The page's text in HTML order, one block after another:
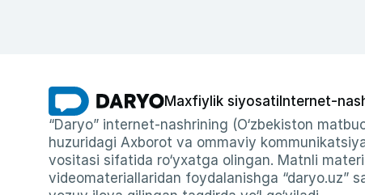
Maxfiylik siyosati Internet-
“Daryo” internet-nashrining (O‘zbekiston
huzuridagi Axborot va ommaviy
vositasi sifatida ro‘yxatga olingan. Matnli
videomateriallaridan foydalanishga “daryo.uz”